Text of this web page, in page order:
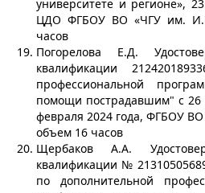
университете и регионе»,
ЦДО ФГБОУ ВО «ЧГУ им.
часов
Погорелова Е.Д.
квалификации
профессиональной
помощи пострадавшим" с 26
февраля 2024 года, ФГБОУ
объем 16 часов
Щербаков А.А.
квалификации №
по дополнительной